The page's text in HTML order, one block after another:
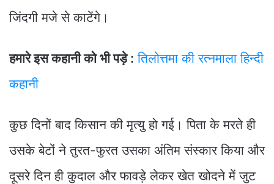
जिंदगी मजे से काटेंगे।
हमारे इस कहानी को भी पड़े : तिलोत्तमा की रत्नमाला हिन्दी
कहानी
कुछ दिनों बाद किसान की मृत्यु हो गई। पिता के मरते ही
उसके बेटों ने तुरत-फुरत उसका अंतिम संस्कार किया और
दूसरे दिन ही कुदाल और फावड़े लेकर खेत खोदने में जुट